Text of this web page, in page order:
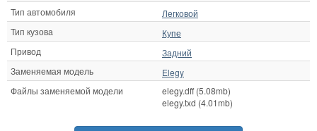
Тип автомобиля
Легковой
Тип кузова
Купе
Привод
Задний
Заменяемая модель
Elegy
Файлы заменяемой модели
elegy.dff (5.08mb)
elegy.txd (4.01mb)